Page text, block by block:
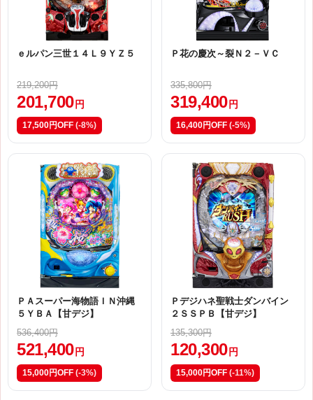
ｅルパン三世１４Ｌ９ＹＺ５
219,200円
201,700 円
17,500円OFF (-8%)
Ｐ花の慶次～裂Ｎ２－ＶＣ
335,800円
319,400 円
16,400円OFF (-5%)
ＰＡスーパー海物語ＩＮ沖縄
５ＹＢＡ【甘デジ】
536,400円
521,400 円
15,000円OFF (-3%)
Ｐデジハネ聖戦士ダンバイン
２ＳＳＰＢ【甘デジ】
135,300円
120,300 円
15,000円OFF (-11%)